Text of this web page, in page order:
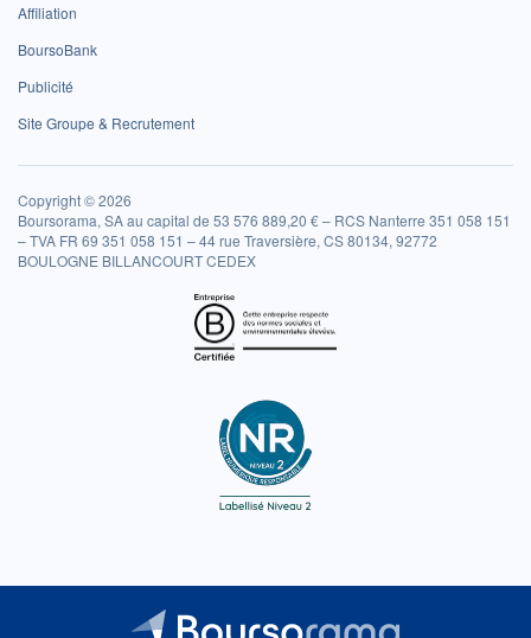
Affiliation
BoursoBank
Publicité
Site Groupe & Recrutement
Copyright © 2026
Boursorama, SA au capital de 53 576 889,20 € – RCS Nanterre 351 058 151
– TVA FR 69 351 058 151 – 44 rue Traversière, CS 80134, 92772
BOULOGNE BILLANCOURT CEDEX